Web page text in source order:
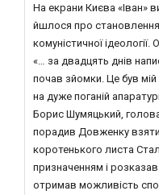
На екрани Києва «Іван»
йшлося про
комуністичної
«… за двадцять днів
почав зйомки. Це був
на дуже поганій
Борис Шумяцький, голова
порадив Довженку взяти
коротенького листа
призначенням і
отримав можливість